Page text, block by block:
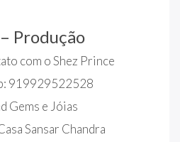
Produção
com o Shez Prince
919929522528
Gems e Jóias
Sansar Chandra